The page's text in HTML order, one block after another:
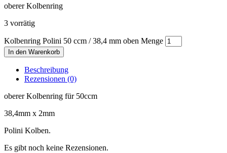
oberer Kolbenring
3 vorrätig
Kolbenring Polini 50 ccm / 38,4 mm oben Menge
In den Warenkorb
Beschreibung
Rezensionen (0)
oberer Kolbenring für 50ccm
38,4mm x 2mm
Polini Kolben.
Es gibt noch keine Rezensionen.